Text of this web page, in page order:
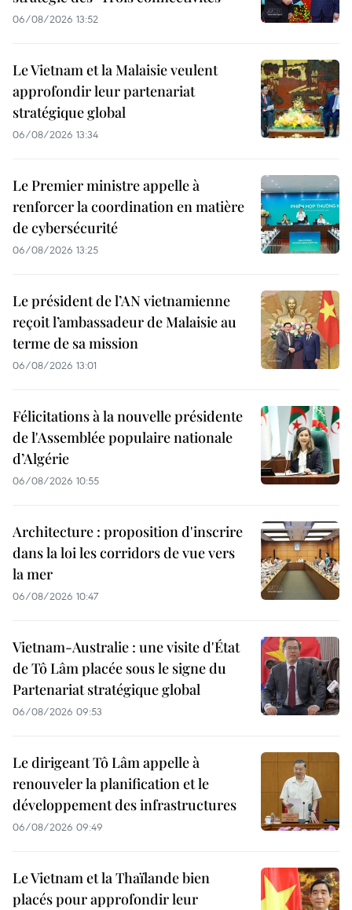
06/08/2026 13:52
Le Vietnam et la Malaisie veulent
approfondir leur partenariat
stratégique global
06/08/2026 13:34
Le Premier ministre appelle à
renforcer la coordination en matière
de cybersécurité
06/08/2026 13:25
Le président de l’AN vietnamienne
reçoit l’ambassadeur de Malaisie au
terme de sa mission
06/08/2026 13:01
Félicitations à la nouvelle présidente
de l'Assemblée populaire nationale
d’Algérie
06/08/2026 10:55
Architecture : proposition d'inscrire
dans la loi les corridors de vue vers
la mer
06/08/2026 10:47
Vietnam-Australie : une visite d'État
de Tô Lâm placée sous le signe du
Partenariat stratégique global
06/08/2026 09:53
Le dirigeant Tô Lâm appelle à
renouveler la planification et le
développement des infrastructures
06/08/2026 09:49
Le Vietnam et la Thaïlande bien
placés pour approfondir leur